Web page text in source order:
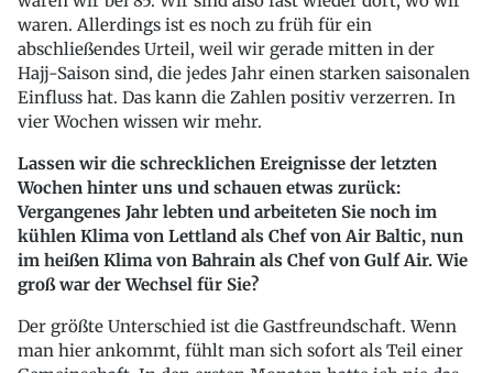
waren. Allerdings ist es noch zu früh für ein
abschließendes Urteil, weil wir gerade mitten in der
Hajj-Saison sind, die jedes Jahr einen starken saisonalen
Einfluss hat. Das kann die Zahlen positiv verzerren. In
vier Wochen wissen wir mehr.
Lassen wir die schrecklichen Ereignisse der letzten
Wochen hinter uns und schauen etwas zurück:
Vergangenes Jahr lebten und arbeiteten Sie noch im
kühlen Klima von Lettland als Chef von Air Baltic, nun
im heißen Klima von Bahrain als Chef von Gulf Air. Wie
groß war der Wechsel für Sie?
Der größte Unterschied ist die Gastfreundschaft. Wenn
man hier ankommt, fühlt man sich sofort als Teil einer